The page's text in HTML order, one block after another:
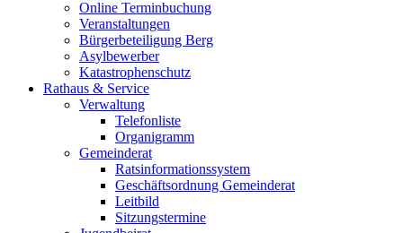
Online Terminbuchung
Veranstaltungen
Bürgerbeteiligung Berg
Asylbewerber
Katastrophenschutz
Rathaus & Service
Verwaltung
Telefonliste
Organigramm
Gemeinderat
Ratsinformationssystem
Geschäftsordnung Gemeinderat
Leitbild
Sitzungstermine